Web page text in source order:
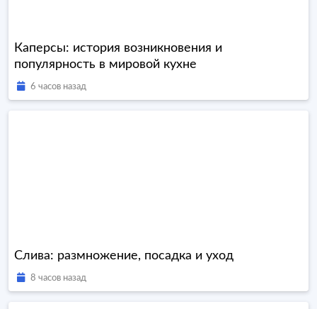
Каперсы: история возникновения и
популярность в мировой кухне
6 часов назад
Слива: размножение, посадка и уход
8 часов назад